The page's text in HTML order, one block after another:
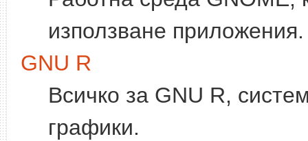
използване приложения.
GNU R
Всичко за GNU R,
графики.